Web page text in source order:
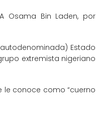
Osama Bin Laden, por
Estado
extremista nigeriano
le conoce como “cuerno